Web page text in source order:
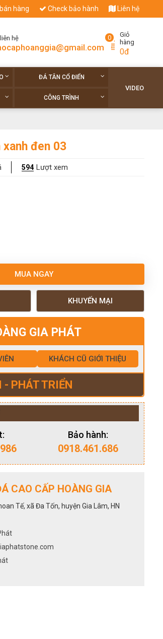
hàng Check bảo hành Liên hệ
hệ 0
Giỏ
hàng
0đ
ĐÁ TÂN CỔ ĐIỂN
CÔNG TRÌNH
VIDEO
xanh đen 03
594 Lượt xem
MUA NGAY
KHUYẾN MẠI
GIA PHÁT
KHÁCH CŨ GIỚI THIỆU
PHÁT TRIỂN
Bảo hành:
0918.461.686
CAO CẤP HOÀNG GIA
Tế, xã Đa Tốn, huyện Gia Lâm, HN